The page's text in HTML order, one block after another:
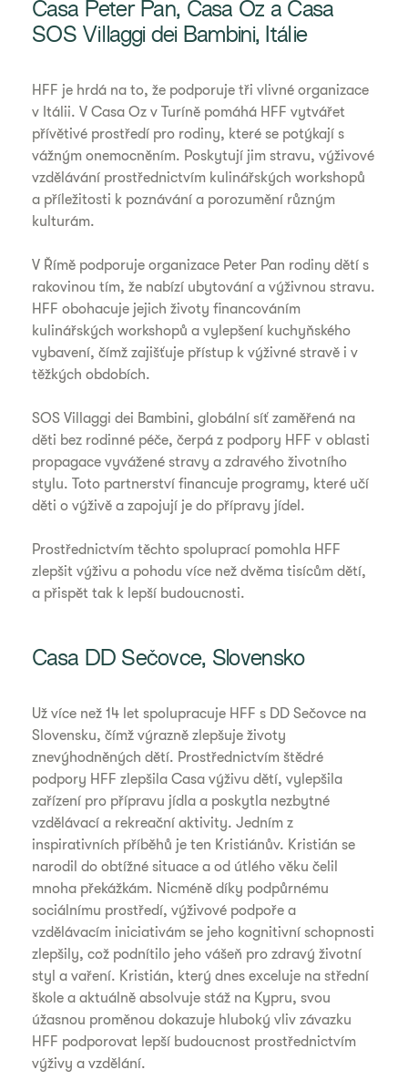
Casa Peter Pan, Casa Oz a Casa
SOS Villaggi dei Bambini, Itálie
HFF je hrdá na to, že podporuje tři vlivné organizace
v Itálii. V Casa Oz v Turíně pomáhá HFF vytvářet
přívětivé prostředí pro rodiny, které se potýkají s
vážným onemocněním. Poskytují jim stravu, výživové
vzdělávání prostřednictvím kulinářských workshopů
a příležitosti k poznávání a porozumění různým
kulturám.
V Římě podporuje organizace Peter Pan rodiny dětí s
rakovinou tím, že nabízí ubytování a výživnou stravu.
HFF obohacuje jejich životy financováním
kulinářských workshopů a vylepšení kuchyňského
vybavení, čímž zajišťuje přístup k výživné stravě i v
těžkých obdobích.
SOS Villaggi dei Bambini, globální síť zaměřená na
děti bez rodinné péče, čerpá z podpory HFF v oblasti
propagace vyvážené stravy a zdravého životního
stylu. Toto partnerství financuje programy, které učí
děti o výživě a zapojují je do přípravy jídel.
Prostřednictvím těchto spoluprací pomohla HFF
zlepšit výživu a pohodu více než dvěma tisícům dětí,
a přispět tak k lepší budoucnosti.
Casa DD Sečovce, Slovensko
Už více než 14 let spolupracuje HFF s DD Sečovce na
Slovensku, čímž výrazně zlepšuje životy
znevýhodněných dětí. Prostřednictvím štědré
podpory HFF zlepšila Casa výživu dětí, vylepšila
zařízení pro přípravu jídla a poskytla nezbytné
vzdělávací a rekreační aktivity. Jedním z
inspirativních příběhů je ten Kristiánův. Kristián se
narodil do obtížné situace a od útlého věku čelil
mnoha překážkám. Nicméně díky podpůrnému
sociálnímu prostředí, výživové podpoře a
vzdělávacím iniciativám se jeho kognitivní schopnosti
zlepšily, což podnítilo jeho vášeň pro zdravý životní
styl a vaření. Kristián, který dnes exceluje na střední
škole a aktuálně absolvuje stáž na Kypru, svou
úžasnou proměnou dokazuje hluboký vliv závazku
HFF podporovat lepší budoucnost prostřednictvím
výživy a vzdělání.